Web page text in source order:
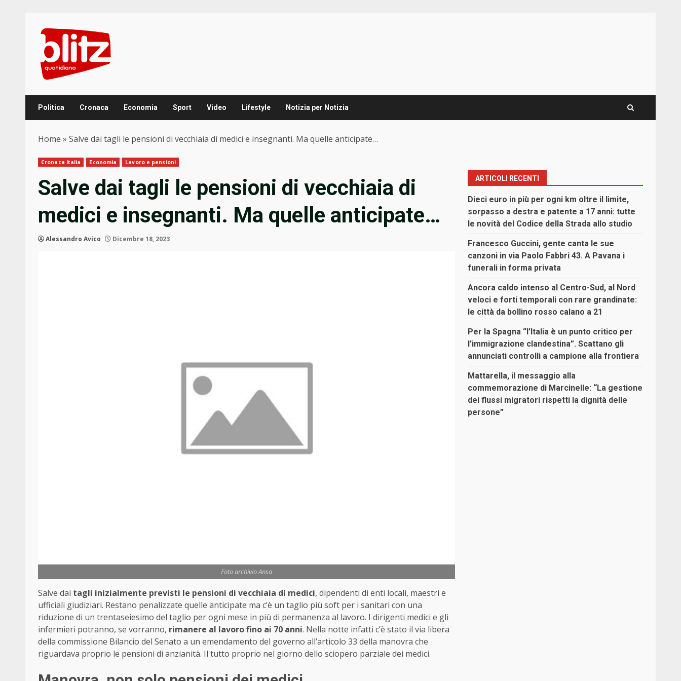
content
Politica Cronaca Economia Sport Video Lifestyle Notizia per Notizia
Home » Salve dai tagli le pensioni di vecchiaia di medici e insegnanti. Ma quelle anticipate…
Cronaca Italia Economia Lavoro e pensioni
Salve dai tagli le pensioni di vecchiaia di
medici e insegnanti. Ma quelle anticipate…
Alessandro Avico Dicembre 18, 2023
Foto archivio Ansa
Salve dai tagli inizialmente previsti le pensioni di vecchiaia di medici, dipendenti di enti locali, maestri e
ufficiali giudiziari. Restano penalizzate quelle anticipate ma c’è un taglio più soft per i sanitari con una
riduzione di un trentaseiesimo del taglio per ogni mese in più di permanenza al lavoro. I dirigenti medici e gli
infermieri potranno, se vorranno, rimanere al lavoro fino ai 70 anni. Nella notte infatti c’è stato il via libera
della commissione Bilancio del Senato a un emendamento del governo all’articolo 33 della manovra che
riguardava proprio le pensioni di anzianità. Il tutto proprio nel giorno dello sciopero parziale dei medici.
ARTICOLI RECENTI
Dieci euro in più per ogni km oltre il limite,
sorpasso a destra e patente a 17 anni: tutte
le novità del Codice della Strada allo studio
Francesco Guccini, gente canta le sue
canzoni in via Paolo Fabbri 43. A Pavana i
funerali in forma privata
Ancora caldo intenso al Centro-Sud, al Nord
veloci e forti temporali con rare grandinate:
le città da bollino rosso calano a 21
Per la Spagna “l’Italia è un punto critico per
l’immigrazione clandestina”. Scattano gli
annunciati controlli a campione alla frontiera
Mattarella, il messaggio alla
commemorazione di Marcinelle: “La gestione
dei flussi migratori rispetti la dignità delle
persone”